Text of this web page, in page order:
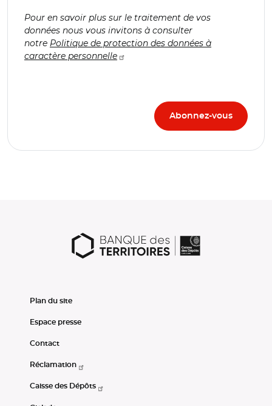
Pour en savoir plus sur le traitement de vos
données nous vous invitons à consulter
notre Politique de protection des données à
caractère personnelle
Plan du site
Espace presse
Contact
Réclamation
Caisse des Dépôts